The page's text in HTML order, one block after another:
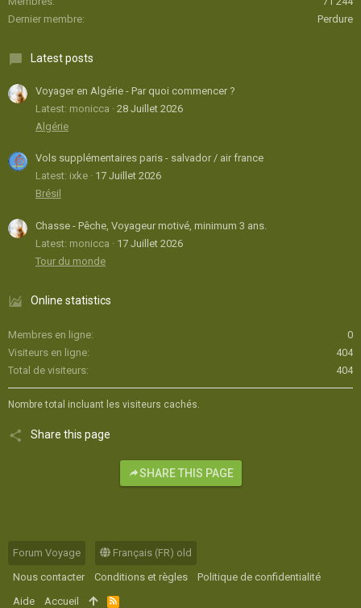
Dernier membre
Perdure
Latest posts
Voyager en Algérie - Par quoi commencer ?
Latest: monicca
28 Juillet 2026
Algérie
Vols supplémentaires paris - salvador / air france
Latest: ixke
17 Juillet 2026
Brésil
Chasse - Pêche, Voyageur motivé, minimum 3 ans.
Latest: monicca
17 Juillet 2026
Tour du monde
Online statistics
Membres en ligne
0
Visiteurs en ligne
404
Total de visiteurs
404
Nombre total incluant les visiteurs cachés.
Share this page
SHARE THIS PAGE
Forum Voyage
Français (FR) old
Nous contacter
Conditions et règles
Politique de confidentialité
Aide
Accueil
R